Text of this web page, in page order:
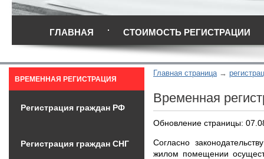
ГЛАВНАЯ СТОИМОСТЬ РЕГИСТРАЦИИ
Главная страница
Временная
Обновление страницы:
Согласно
жилом помещении
ВРЕМЕННАЯ РЕГИСТРАЦИЯ
Регистрация граждан РФ
Регистрация граждан СНГ